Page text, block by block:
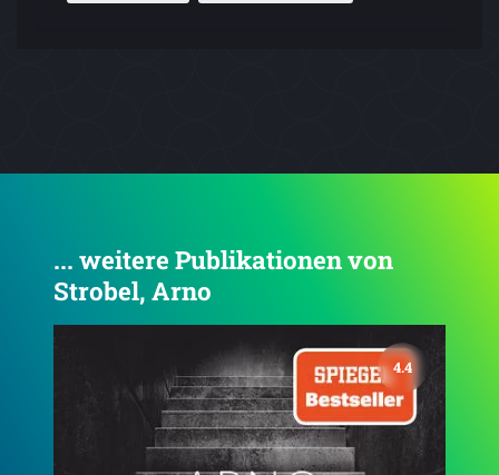
... weitere Publikationen von
Strobel, Arno
3.8